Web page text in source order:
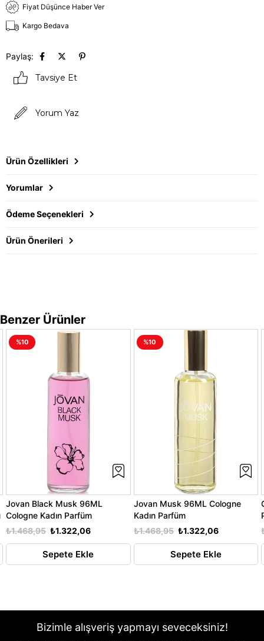
Fiyat Düşünce Haber Ver
Kargo Bedava
Paylaş:
Tavsiye Et
Yorum Yaz
Ürün Özellikleri
Yorumlar
Ödeme Seçenekleri
Ürün Önerileri
Benzer Ürünler
Jovan Black Musk 96ML
Cologne Kadın Parfüm
₺1.322,06
₺1.468,95
Sepete Ekle
%10
Jovan Musk 96ML Cologne
Kadın Parfüm
₺1.322,06
₺1.468,95
Sepete Ekle
%10
Bizimle alışveriş yapmayı seveceksiniz!